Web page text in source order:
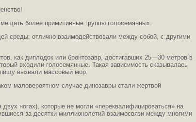
более примитивные группы голосемянных.
среды; отлично взаимодействовали между собой, с другими
как диплодок или бронтозавр, достигавших 25—30 метров в
входили голосемянные. Такая зависимость сказывалась
пищу вызвали массовый мор.
маловероятном случае динозавры стали жертвой
ногах), которые не могли «переквалифицироваться» на
за десятки миллионолетий взаимосвязи между многими